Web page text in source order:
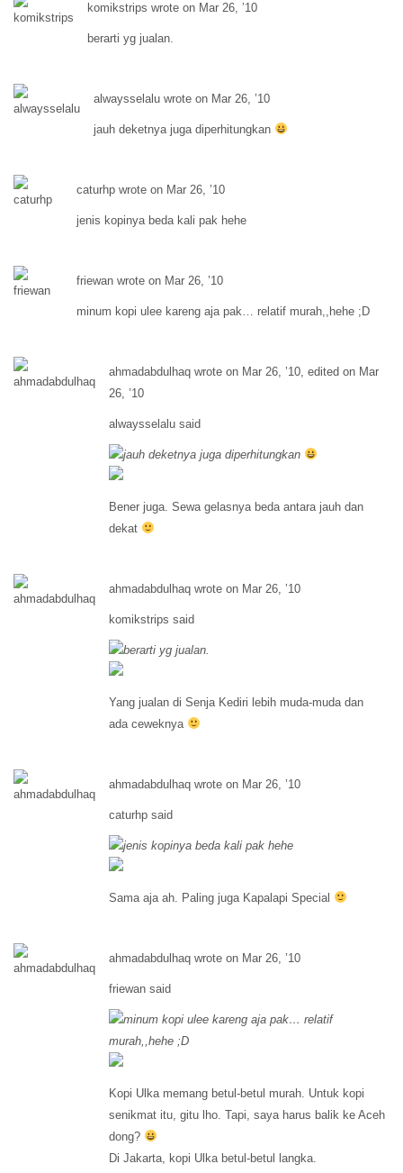
komikstrips wrote on Mar 26, ’10
berarti yg jualan.
alwaysselalu wrote on Mar 26, ’10
jauh deketnya juga diperhitungkan
caturhp wrote on Mar 26, ’10
jenis kopinya beda kali pak hehe
friewan wrote on Mar 26, ’10
minum kopi ulee kareng aja pak… relatif murah,,hehe ;D
ahmadabdulhaq wrote on Mar 26, ’10, edited on Mar
26, ’10
alwaysselalu said
jauh deketnya juga diperhitungkan
Bener juga. Sewa gelasnya beda antara jauh dan
dekat
ahmadabdulhaq wrote on Mar 26, ’10
komikstrips said
berarti yg jualan.
Yang jualan di Senja Kediri lebih muda-muda dan
ada ceweknya
ahmadabdulhaq wrote on Mar 26, ’10
caturhp said
jenis kopinya beda kali pak hehe
Sama aja ah. Paling juga Kapalapi Special
ahmadabdulhaq wrote on Mar 26, ’10
friewan said
minum kopi ulee kareng aja pak… relatif
murah,,hehe ;D
Kopi Ulka memang betul-betul murah. Untuk kopi
senikmat itu, gitu lho. Tapi, saya harus balik ke Aceh
dong?
Di Jakarta, kopi Ulka betul-betul langka.